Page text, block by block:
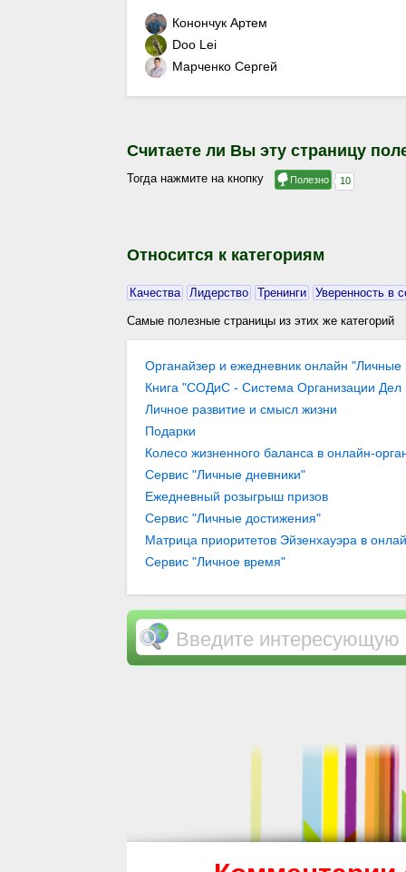
Конончук Артем
Doo Lei
Марченко Сергей
Считаете ли Вы эту страницу
Тогда нажмите на кнопку
Относится к категориям
Качества Лидерство Тренинги Уверенность в
Самые полезные страницы из этих же категорий
Органайзер и ежедневник онлайн "Личные
Книга "СОДиС - Система Организации
Личное развитие и смысл жизни
Подарки
Колесо жизненного баланса в онлайн-
гармонии в жизни… / Организация целей
"Личные цели" / Блоги / Личное развитие и
Сервис "Личные дневники"
Ежедневный розыгрыш призов
Сервис "Личные достижения"
Матрица приоритетов Эйзенхауэра в
Вас важно или срочно… / Компоненты
Личное развитие и самореализация
Сервис "Личное время"